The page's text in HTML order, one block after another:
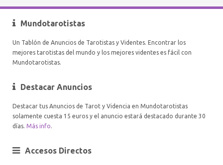
Mundotarotistas
Un Tablón de Anuncios de Tarotistas y Videntes. Encontrar los
mejores tarotistas del mundo y los mejores videntes es fácil con
Mundotarotistas.
Destacar Anuncios
Destacar tus Anuncios de Tarot y Videncia en Mundotarotistas
solamente cuesta 15 euros y el anuncio estará destacado durante 30
días. Más info.
Accesos Directos